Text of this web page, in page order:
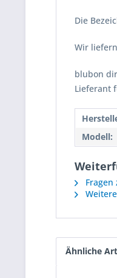
Die
Wir
blubon
Lieferant
Modell:
Fragen
Ähnliche